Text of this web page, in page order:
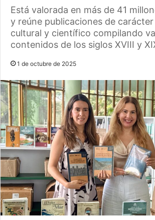
Está valorada en más de 41
y reúne publicaciones de
cultural y científico compilando
contenidos de los siglos XVIII y
1 de octubre de 2025